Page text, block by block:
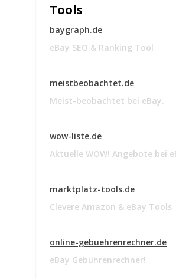
Tools
baygraph.de
eBay SEO & Ranking Tool
meistbeobachtet.de
Meist-beobachtet bei eBay.
wow-liste.de
Aktuelle WOW! Angebote bei
marktplatz-tools.de
Clevere Amazon & eBay Tools
online-gebuehrenrechner.de
eBay Gebührenrechner!